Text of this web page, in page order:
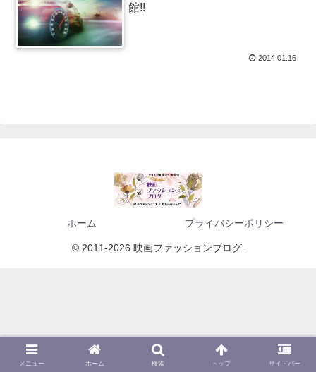
館!!
2014.01.16
ホーム プライバシーポリシー
© 2011-2026 映画ファッションブログ.
メニュー ホーム 検索 トップ サイドバー